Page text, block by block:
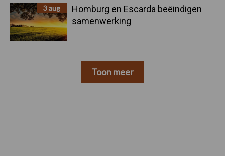
3 aug
Homburg en Escarda beëindigen
samenwerking
Toon meer